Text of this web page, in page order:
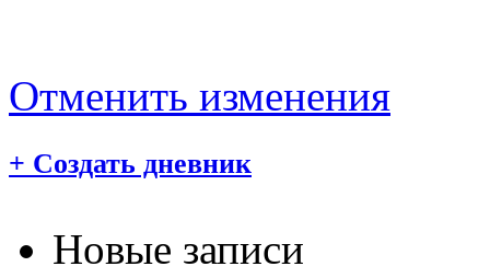
Отменить изменения
+ Создать дневник
Новые записи